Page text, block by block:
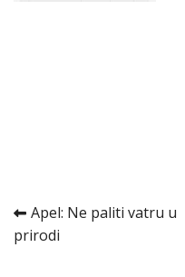
Kretanje
članka
Apel: Ne paliti vatru u
prirodi